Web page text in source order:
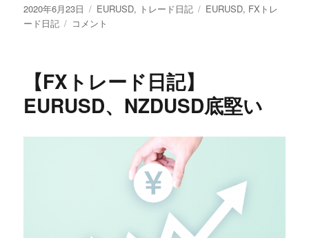
投
稿
2020年6月23日
カ
テ
EURUSD, トレード日記
タ
EURUSD, FXトレ
ード日記
【FX
ド
日
記】
初
コメント
【FXトレード日記】
EURUSD、NZDUSD底堅い